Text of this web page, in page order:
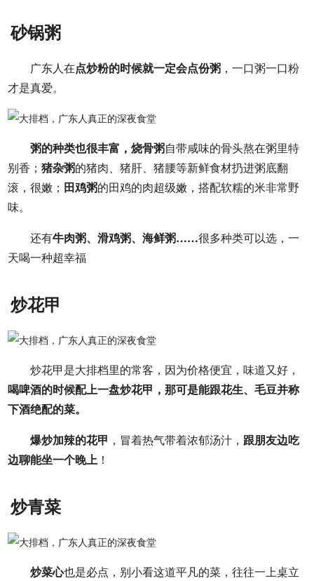
砂锅粥
广东人在点炒粉的时候就一定会点份粥，一口粥一口粉
才是真爱。
粥的种类也很丰富，烧骨粥自带咸味的骨头熬在粥里特
别香； 猪杂粥的猪肉、猪肝、猪腰等新鲜食材扔进粥底翻
滚，很嫩； 田鸡粥的田鸡的肉超级嫩，搭配软糯的米非常野
味。
还有牛肉粥、滑鸡粥、海鲜粥……很多种类可以选，一
天喝一种超幸福
炒花甲
炒花甲是大排档里的常客，因为价格便宜，味道又好，
喝啤酒的时候配上一盘炒花甲，那可是能跟花生、毛豆并称
下酒绝配的菜。
爆炒加辣的花甲 ，冒着热气带着浓郁汤汁， 跟朋友边吃
边聊能坐一个晚上！
炒青菜
炒菜心也是必点，别小看这道平凡的菜，往往一上桌立